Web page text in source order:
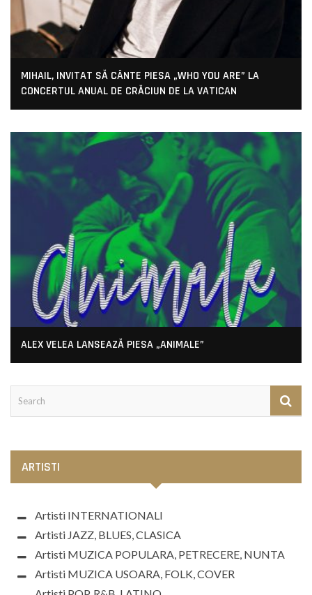
MIHAIL, INVITAT SĂ CÂNTE PIESA „WHO YOU ARE” LA
CONCERTUL ANUAL DE CRĂCIUN DE LA VATICAN
ALEX VELEA LANSEAZĂ PIESA „ANIMALE”
ARTISTI
Artisti INTERNATIONALI
Artisti JAZZ, BLUES, CLASICA
Artisti MUZICA POPULARA, PETRECERE, NUNTA
Artisti MUZICA USOARA, FOLK, COVER